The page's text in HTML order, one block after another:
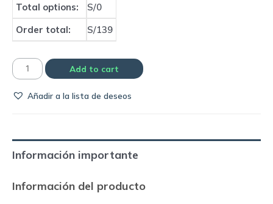
Total options:
S/0
Order total:
S/139
Camiseta
Madrid
|
Kelme
Add to cart
Añadir a la lista de deseos
Información importante
Información del producto